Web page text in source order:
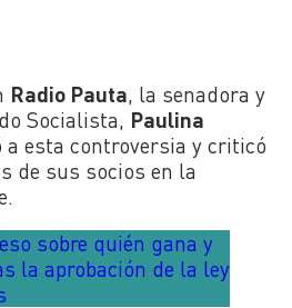
Radio Pauta, la senadora y
Socialista, Paulina
a esta controversia y criticó
de sus socios en la
sobre quién gana y
la aprobación de la ley